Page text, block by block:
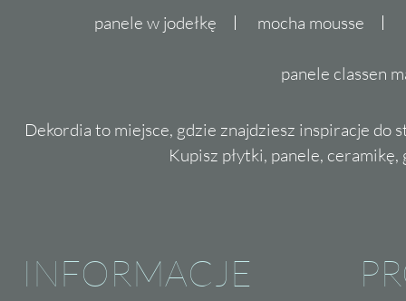
panele w jodełkę mocha mousse
panele classen
Dekordia to miejsce, gdzie znajdziesz inspiracje do
Kupisz płytki, panele,
INFORMACJE